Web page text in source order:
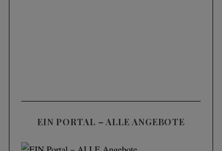
EIN PORTAL – ALLE ANGEBOTE